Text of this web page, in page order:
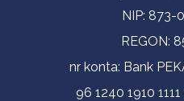
NIP: 873-
REGON:
nr konta: Bank
96 1240 1910